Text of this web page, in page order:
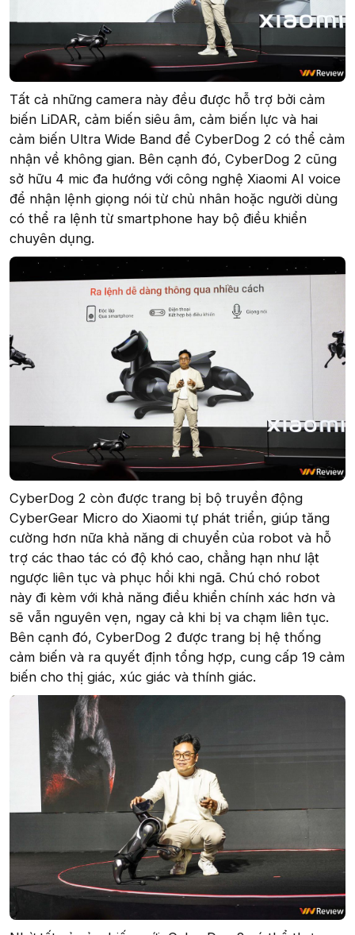
Tất cả những camera này đều được hỗ trợ bởi cảm
biến LiDAR, cảm biến siêu âm, cảm biến lực và hai
cảm biến Ultra Wide Band để CyberDog 2 có thể cảm
nhận về không gian. Bên cạnh đó, CyberDog 2 cũng
sở hữu 4 mic đa hướng với công nghệ Xiaomi AI voice
để nhận lệnh giọng nói từ chủ nhân hoặc người dùng
có thể ra lệnh từ smartphone hay bộ điều khiển
chuyên dụng.
CyberDog 2 còn được trang bị bộ truyền động
CyberGear Micro do Xiaomi tự phát triển, giúp tăng
cường hơn nữa khả năng di chuyển của robot và hỗ
trợ các thao tác có độ khó cao, chẳng hạn như lật
ngược liên tục và phục hồi khi ngã. Chú chó robot
này đi kèm với khả năng điều khiển chính xác hơn và
sẽ vẫn nguyên vẹn, ngay cả khi bị va chạm liên tục.
Bên cạnh đó, CyberDog 2 được trang bị hệ thống
cảm biến và ra quyết định tổng hợp, cung cấp 19 cảm
biến cho thị giác, xúc giác và thính giác.